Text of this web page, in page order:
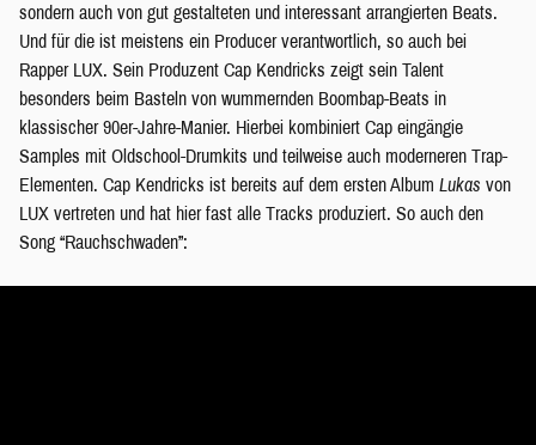
sondern auch von gut gestalteten und interessant arrangierten Beats.
Und für die ist meistens ein Producer verantwortlich, so auch bei
Rapper LUX. Sein Produzent Cap Kendricks zeigt sein Talent
besonders beim Basteln von wummernden Boombap-Beats in
klassischer 90er-Jahre-Manier. Hierbei kombiniert Cap eingängie
Samples mit Oldschool-Drumkits und teilweise auch moderneren Trap-
Elementen. Cap Kendricks ist bereits auf dem ersten Album Lukas von
LUX vertreten und hat hier fast alle Tracks produziert. So auch den
Song “Rauchschwaden”: